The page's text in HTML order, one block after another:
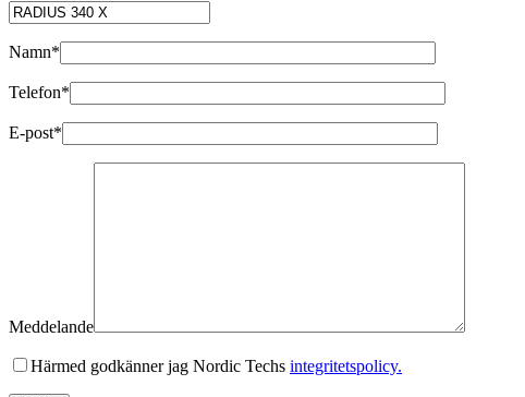
Namn*
Telefon*
E-post*
Meddelande
Härmed godkänner jag Nordic Techs integritetspolicy.